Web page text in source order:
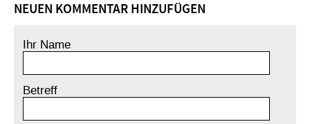
NEUEN KOMMENTAR HINZUFÜGEN
Ihr Name
Betreff